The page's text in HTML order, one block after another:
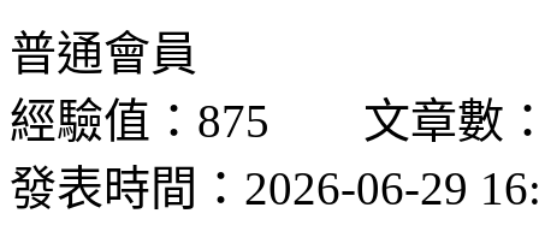
普通會員
經驗值：875 文章數
發表時間：2026-06-29